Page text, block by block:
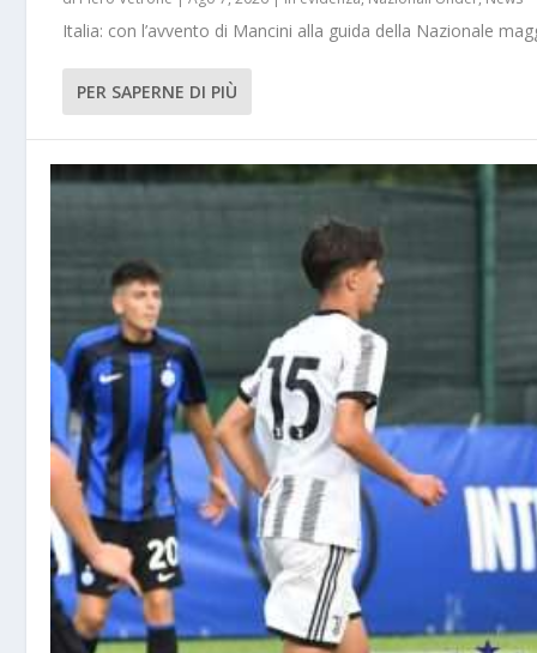
Italia: con l’avvento di Mancini alla guida della Nazionale
PER SAPERNE DI PIÙ